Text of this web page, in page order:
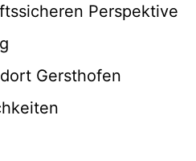
Perspektive
Gersthofen